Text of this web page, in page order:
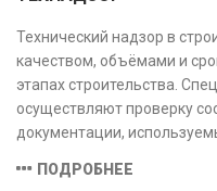
Технический надзор в
качеством, объёмами и
этапах строительства.
осуществляют проверку
документации,
безопасность и
ПОДРОБНЕЕ